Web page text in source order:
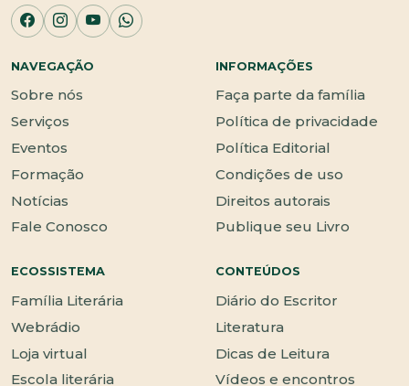
NAVEGAÇÃO
Sobre nós
Serviços
Eventos
Formação
Notícias
Fale Conosco
INFORMAÇÕES
Faça parte da família
Política de privacidade
Política Editorial
Condições de uso
Direitos autorais
Publique seu Livro
ECOSSISTEMA
Família Literária
Webrádio
Loja virtual
Escola literária
CONTEÚDOS
Diário do Escritor
Literatura
Dicas de Leitura
Vídeos e encontros